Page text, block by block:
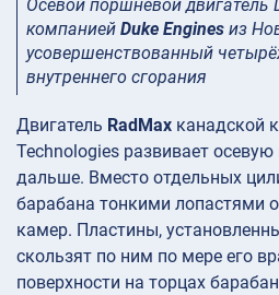
Осевой поршневой двигатель
компанией Duke Engines из
усовершенствованный
внутреннего сгорания
Двигатель RadMax канадской
Technologies развивает
дальше. Вместо отдельных
барабана тонкими лопастями
камер. Пластины,
скользят по ним по мере его
поверхности на торцах